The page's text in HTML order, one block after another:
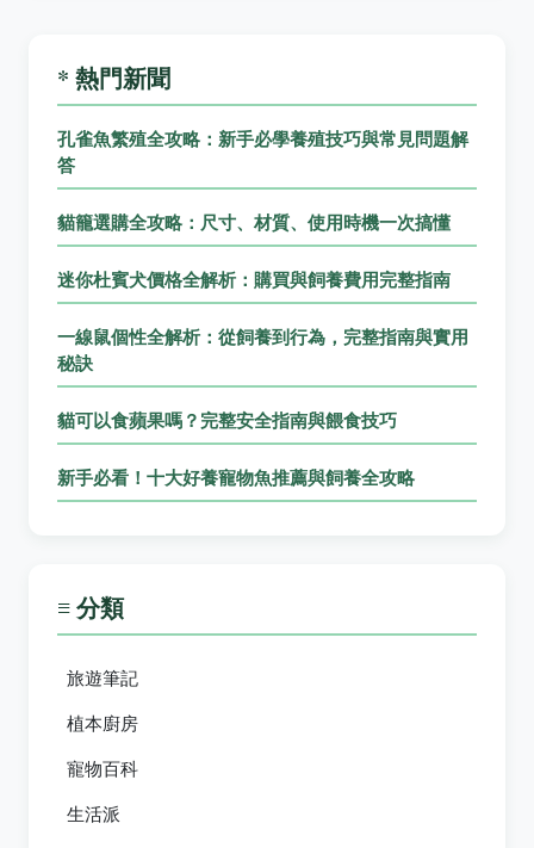
* 熱門新聞
孔雀魚繁殖全攻略：新手必學養殖技巧與常見問題解
答
貓籠選購全攻略：尺寸、材質、使用時機一次搞懂
迷你杜賓犬價格全解析：購買與飼養費用完整指南
一線鼠個性全解析：從飼養到行為，完整指南與實用
秘訣
貓可以食蘋果嗎？完整安全指南與餵食技巧
新手必看！十大好養寵物魚推薦與飼養全攻略
≡ 分類
旅遊筆記
植本廚房
寵物百科
生活派